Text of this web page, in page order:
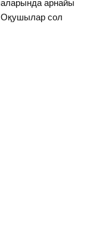
арнайы
Оқушылар сол